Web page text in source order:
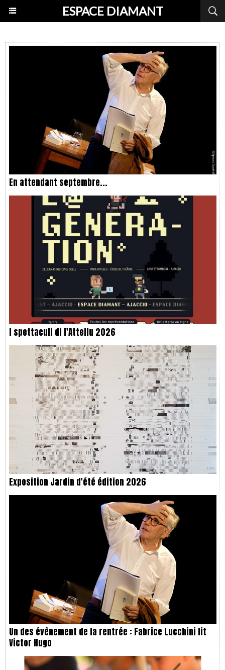
ESPACE DIAMANT
En attendant septembre...
I spettaculi di l'Attellu 2026
Exposition Jardin d'été édition 2026
Un des évènement de la rentrée : Fabrice Lucchini lit
Victor Hugo